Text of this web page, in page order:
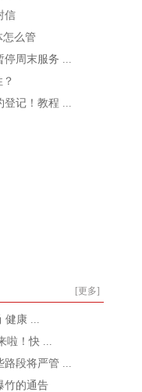
信
怎么管
停周末服务 ...
登记！教程 ...
[更多]
健康 ...
啦！快 ...
路段将严管 ...
竹的通告